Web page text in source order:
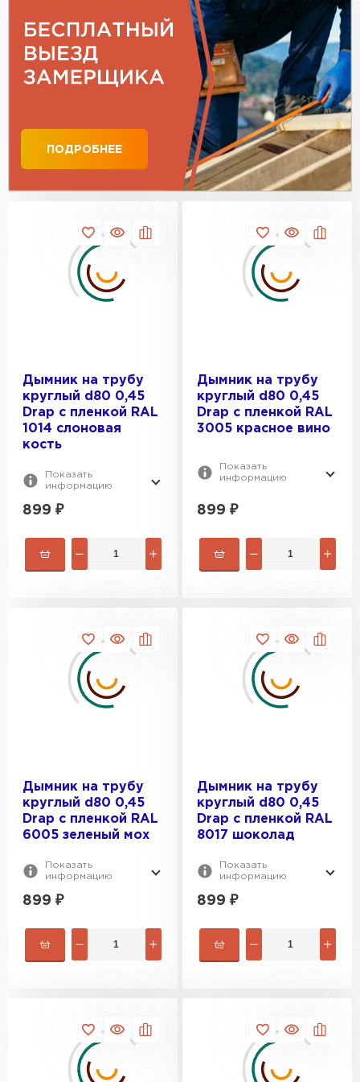
ПОДРОБНЕЕ
Дымник на трубу
круглый d80 0,45
Drap с пленкой RAL
1014 слоновая
кость
Показать
информацию
899 ₽
Дымник на трубу
круглый d80 0,45
Drap с пленкой RAL
3005 красное вино
Показать
информацию
899 ₽
Дымник на трубу
круглый d80 0,45
Drap с пленкой RAL
6005 зеленый мох
Показать
информацию
899 ₽
Дымник на трубу
круглый d80 0,45
Drap с пленкой RAL
8017 шоколад
Показать
информацию
899 ₽
ПЕРЕЙТИ